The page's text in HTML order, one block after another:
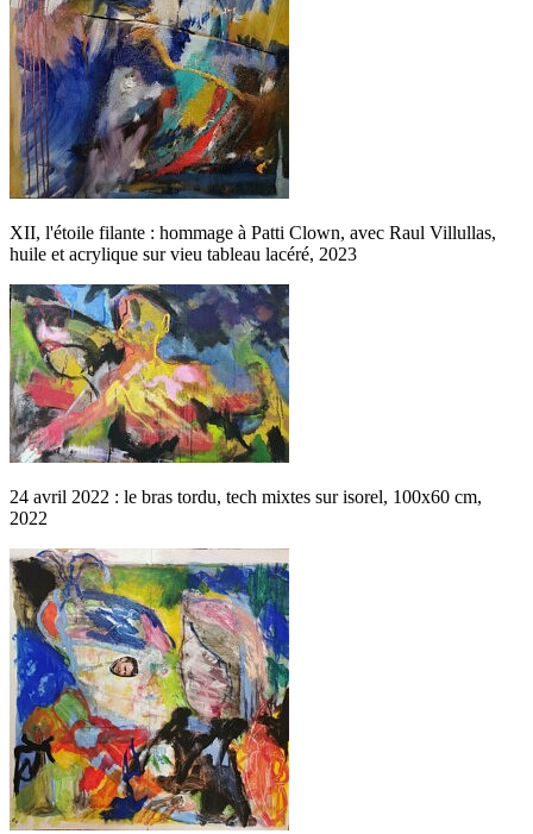
XII, l'étoile filante : hommage à Patti Clown, avec Raul Villullas,
huile et acrylique sur vieu tableau lacéré, 2023
24 avril 2022 : le bras tordu, tech mixtes sur isorel, 100x60 cm,
2022